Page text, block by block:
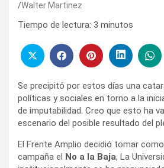
Walter Martinez
Tiempo de lectura: 3 minutos
Se precipitó por estos días una
políticas y sociales en torno a la
de imputabilidad. Creo que esto ha
escenario del posible resultado del
El Frente Amplio decidió tomar
campaña el No a la Baja, La